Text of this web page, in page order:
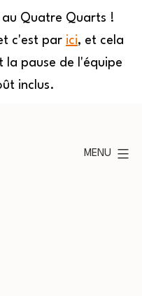
au Quatre Quarts !
c'est par ici, et cela
la pause de l'équipe
inclus.
MENU